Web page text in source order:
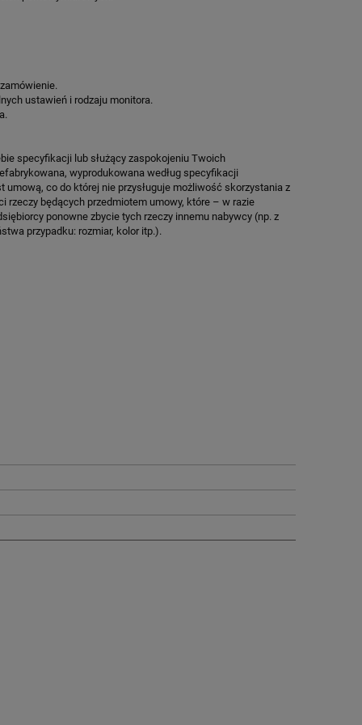
SPEEDSPORT HEXA POWER PRO
ZAMÓW
ustawień i rodzaju monitora.
specyfikacji lub służący zaspokojeniu Twoich
wyprodukowana według specyfikacji
co do której nie przysługuje możliwość skorzystania z
rzeczy będących przedmiotem umowy, które – w razie
ponowne zbycie tych rzeczy innemu nabywcy (np. z
przypadku: rozmiar, kolor itp.).